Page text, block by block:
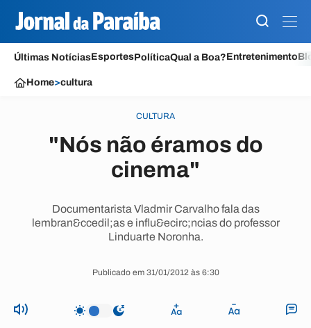
Últimas NotíciasEsportesPolíticaQual a Boa?Entretenimento
Home>cultura
CULTURA
"Nós não éramos do
cinema"
Documentarista Vladmir Carvalho fala das
lembran&ccedil;as e influ&ecirc;ncias do professor
Linduarte Noronha.
Publicado em 31/01/2012 às 6:30